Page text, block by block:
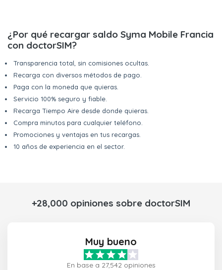
¿Por qué recargar saldo Syma Mobile Francia
con doctorSIM?
Transparencia total, sin comisiones ocultas.
Recarga con diversos métodos de pago.
Paga con la moneda que quieras.
Servicio 100% seguro y fiable.
Recarga Tiempo Aire desde donde quieras.
Compra minutos para cualquier teléfono.
Promociones y ventajas en tus recargas.
10 años de experiencia en el sector.
+28,000 opiniones sobre doctorSIM
Muy bueno
En base a 27,542 opiniones